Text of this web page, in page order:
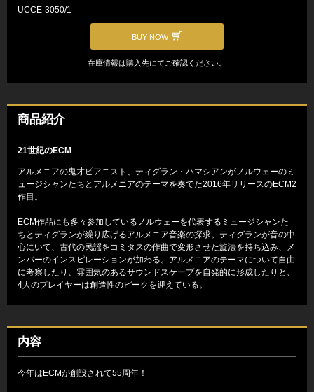
UCCE-3050/1
BUY NOW
在庫情報は購入先にてご確認ください。
商品紹介
21世紀のECM
アルメニアの鬼才ピアニスト、ティグラン・ハマシアンがノルウェーのミ
ュージシャンたちとアルメニアのテーマを奏でた2016年リリースのECM2
作目。
ECM作品にも多々参加しているノルウェーを代表するミュージシャンた
ちとティグランが繰り広げるアルメニア音楽の探求。ティグランが音の中
心にいて、古代の民謡をコミタスの作曲で変形させた旋法を持ち込み、メ
ンバーのインスピレーションが加わる。アルメニアのテーマについて自由
に考察したり、雰囲気のあるサウンドスケープを自発的に形成したりと、
4人のプレイヤーは創造性のピークを迎えている。
内容
今年はECMが創設されて55周年！